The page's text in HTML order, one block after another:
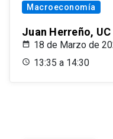
Macroeconomía
Juan Herreño, UC
18 de Marzo de
13:35 a 14:30